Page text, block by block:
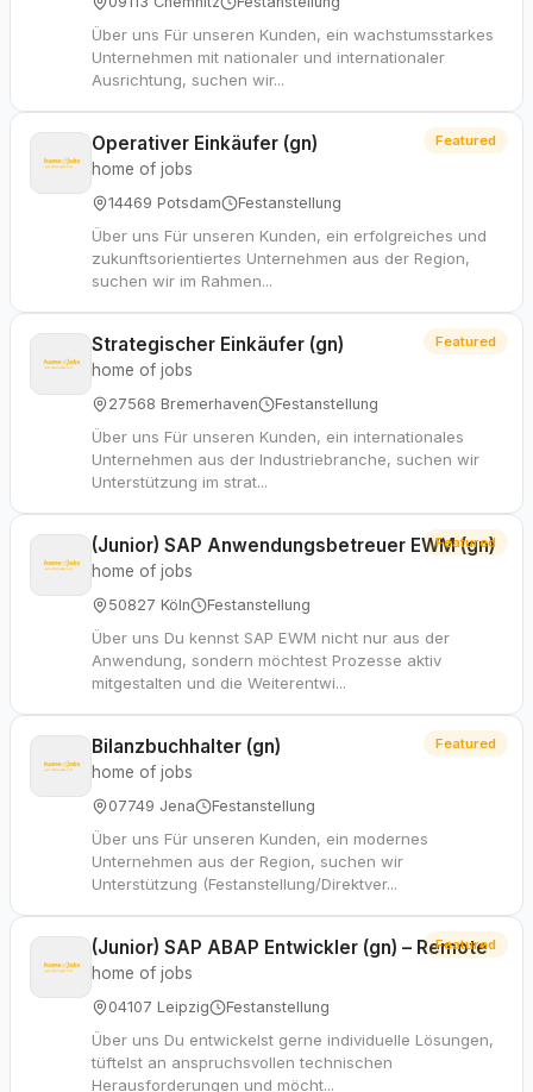
Über uns Für unseren Kunden, ein wachstumsstarkes
Unternehmen mit nationaler und internationaler
Ausrichtung, suchen wir...
Operativer Einkäufer (gn)
home of jobs
14469 Potsdam Festanstellung
Über uns Für unseren Kunden, ein erfolgreiches und
zukunftsorientiertes Unternehmen aus der Region,
suchen wir im Rahmen...
Featured
Strategischer Einkäufer (gn)
home of jobs
27568 Bremerhaven Festanstellung
Über uns Für unseren Kunden, ein internationales
Unternehmen aus der Industriebranche, suchen wir
Unterstützung im strat...
Featured
(Junior) SAP Anwendungsbetreuer EWM (gn)
home of jobs
50827 Köln Festanstellung
Über uns Du kennst SAP EWM nicht nur aus der
Anwendung, sondern möchtest Prozesse aktiv
mitgestalten und die Weiterentwi...
Featured
Bilanzbuchhalter (gn)
home of jobs
07749 Jena Festanstellung
Über uns Für unseren Kunden, ein modernes
Unternehmen aus der Region, suchen wir
Unterstützung (Festanstellung/Direktver...
Featured
(Junior) SAP ABAP Entwickler (gn) – Remote
home of jobs
04107 Leipzig Festanstellung
Über uns Du entwickelst gerne individuelle Lösungen,
tüftelst an anspruchsvollen technischen
Herausforderungen und möcht...
Featured